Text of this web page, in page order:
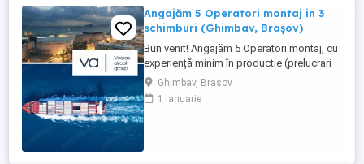
Angajăm 5 Operatori montaj in 3
schimburi (Ghimbav, Brașov)
Bun venit! Angajăm 5 Operatori montaj, cu
experiență minim în productie (prelucrari
prin aschiere). Căutăm persoane serioase,
dornice să învețe și să muncească, se va
oferi instruire la locul de muncă. Program:
Ghimbav, Brasov
1 ianuarie